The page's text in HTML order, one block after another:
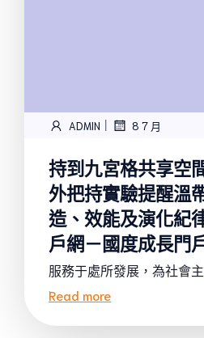
ADMIN | 8 7 月
持到九宮格共享空
外把持實驗提醒溫
造、效能及演化紀
戶網－國度成長門
服務于處所發展，為社會
Read more